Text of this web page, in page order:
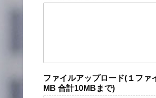
ファイルアップロード(１ファ
MB 合計10MBまで)